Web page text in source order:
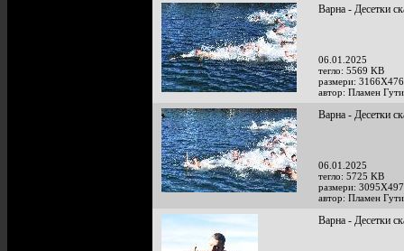
Варна - Десетки
06.01.2025
тегло: 5569 KB
размери:
автор: Пламен
Варна - Десетки
06.01.2025
тегло: 5725 KB
размери:
автор: Пламен
Варна - Десетки